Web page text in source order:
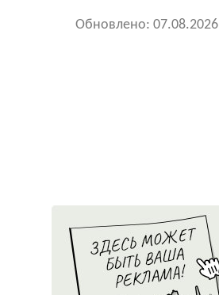
Обновлено: 07.08.2026